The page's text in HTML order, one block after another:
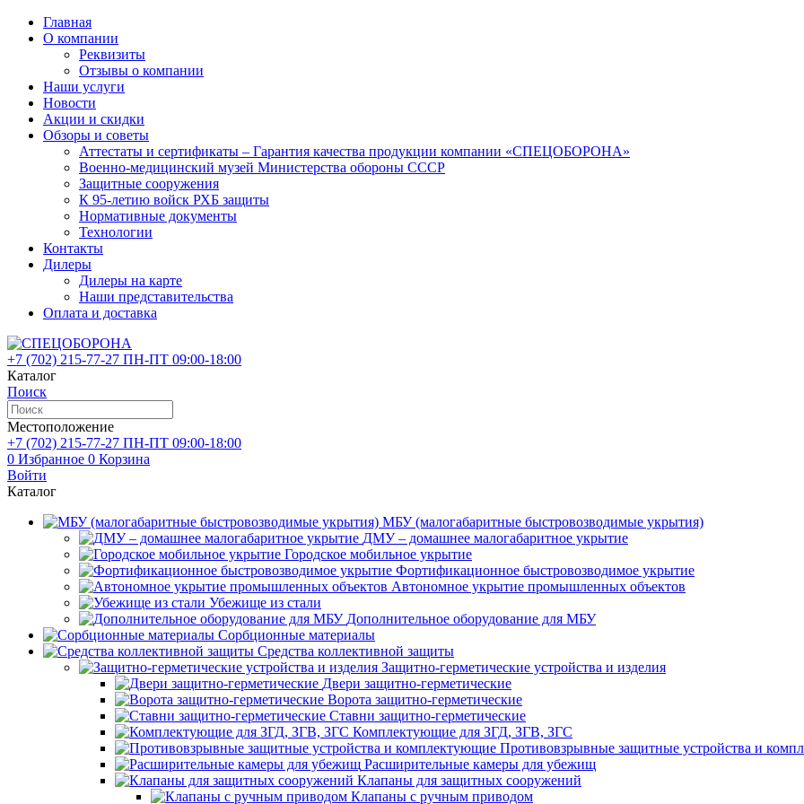
Главная
О компании
Реквизиты
Отзывы о компании
Наши услуги
Новости
Акции и скидки
Обзоры и советы
Аттестаты и сертификаты – Гарантия качества продукции компании «СПЕЦОБОРОНА»
Военно-медицинский музей Министерства обороны СССР
Защитные сооружения
К 95-летию войск РХБ защиты
Нормативные документы
Технологии
Контакты
Дилеры
Дилеры на карте
Наши представительства
Оплата и доставка
+7 (702) 215-77-27 ПН-ПТ 09:00-18:00
Каталог
Поиск
Местоположение
+7 (702) 215-77-27 ПН-ПТ 09:00-18:00
0 Избранное 0 Корзина
Войти
Каталог
МБУ (малогабаритные быстровозводимые укрытия)
ДМУ – домашнее малогабаритное укрытие
Городское мобильное укрытие
Фортификационное быстровозводимое укрытие
Автономное укрытие промышленных объектов
Убежище из стали
Дополнительное оборудование для МБУ
Сорбционные материалы
Средства коллективной защиты
Защитно-герметические устройства и изделия
Двери защитно-герметические
Ворота защитно-герметические
Ставни защитно-герметические
Комплектующие для ЗГД, ЗГВ, ЗГС
Противовзрывные защитные устройства и
Расширительные камеры для убежищ
Клапаны для защитных сооружений
Клапаны с ручным приводом